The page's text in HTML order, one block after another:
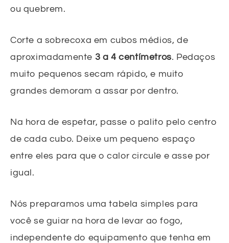
ou quebrem.
Corte a sobrecoxa em cubos médios, de
aproximadamente 3 a 4 centímetros. Pedaços
muito pequenos secam rápido, e muito
grandes demoram a assar por dentro.
Na hora de espetar, passe o palito pelo centro
de cada cubo. Deixe um pequeno espaço
entre eles para que o calor circule e asse por
igual.
Nós preparamos uma tabela simples para
você se guiar na hora de levar ao fogo,
independente do equipamento que tenha em